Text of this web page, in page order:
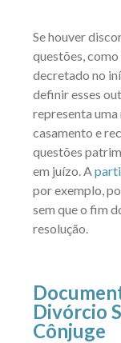
Se houver
questões,
decretado no
definir esses
representa uma
casamento e
questões
em juízo. A
por exemplo,
sem que o fim
resolução.
Divórcio
Cônjuge